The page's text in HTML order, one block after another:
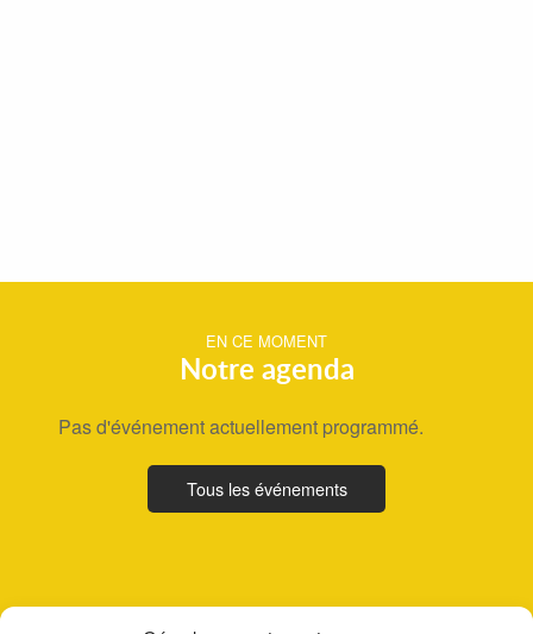
EN CE MOMENT
Notre agenda
Pas d'événement actuellement programmé.
Tous les événements